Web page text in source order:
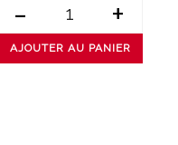
- +
AJOUTER AU PANIER